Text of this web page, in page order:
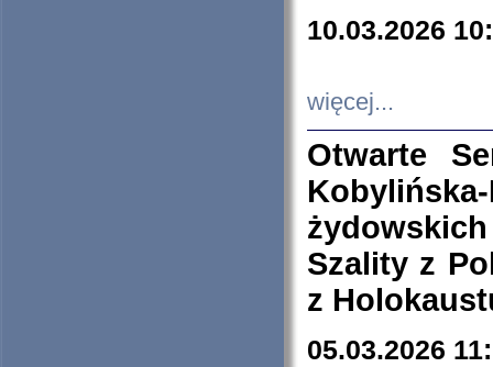
10.03.2026
więcej...
Otwarte
Szality z
z
05.03.2026